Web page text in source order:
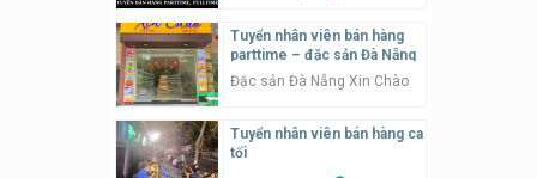
Tuyển nhân viên bán hàng
parttime – đặc sản Đà Nẵng
Đặc sản Đà Nẵng Xin Chào
Tuyển nhân viên bán hàng ca
tối